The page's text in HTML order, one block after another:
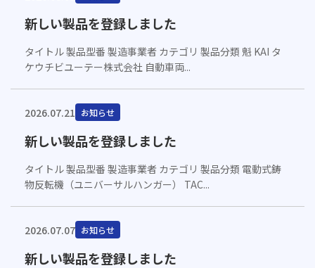
新しい製品を登録しました
タイトル 製品型番 製造事業者 カテゴリ 製品分類 魁 KAI タ
ケウチビユーテー株式会社 自動車両...
2026.07.21 お知らせ
新しい製品を登録しました
タイトル 製品型番 製造事業者 カテゴリ 製品分類 電動式鋳
物反転機（ユニバーサルハンガー） TAC...
2026.07.07 お知らせ
新しい製品を登録しました